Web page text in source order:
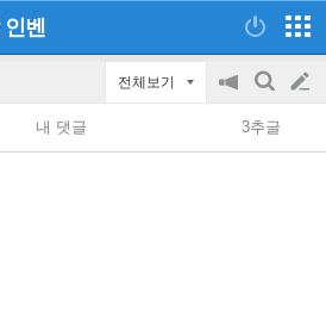
인벤
전체보기
공
on/off
검
색
글
쓰
내 댓글 3추글